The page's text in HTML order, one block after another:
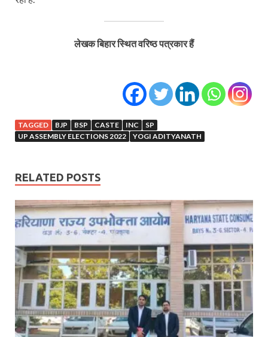
लेखक बिहार स्थित वरिष्ठ पत्रकार हैं
TAGGED BJP BSP CASTE INC
SP
UP ASSEMBLY ELECTIONS 2022
YOGI ADITYANATH
RELATED POSTS